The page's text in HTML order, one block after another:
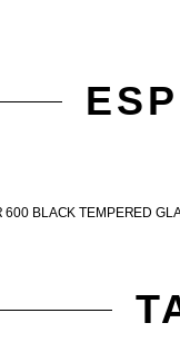
600 BLACK TEMPERED